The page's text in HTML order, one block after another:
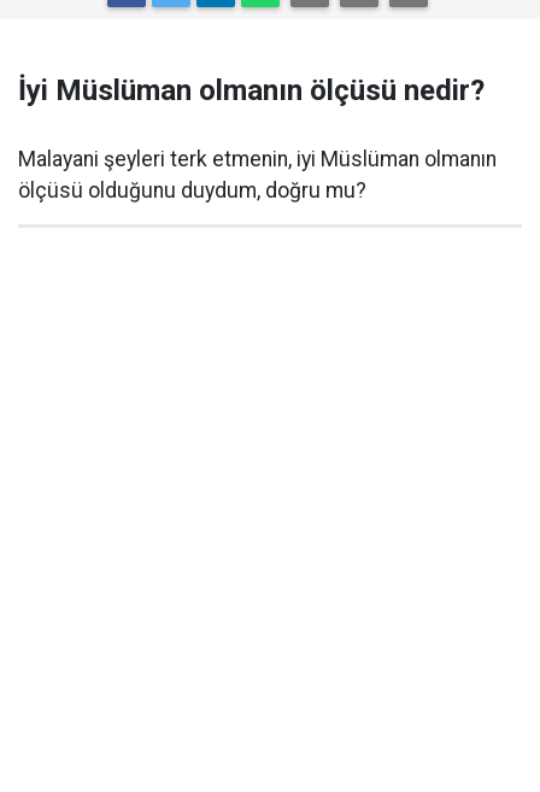
İyi Müslüman olmanın ölçüsü nedir?
Malayani şeyleri terk etmenin, iyi Müslüman olmanın
ölçüsü olduğunu duydum, doğru mu?